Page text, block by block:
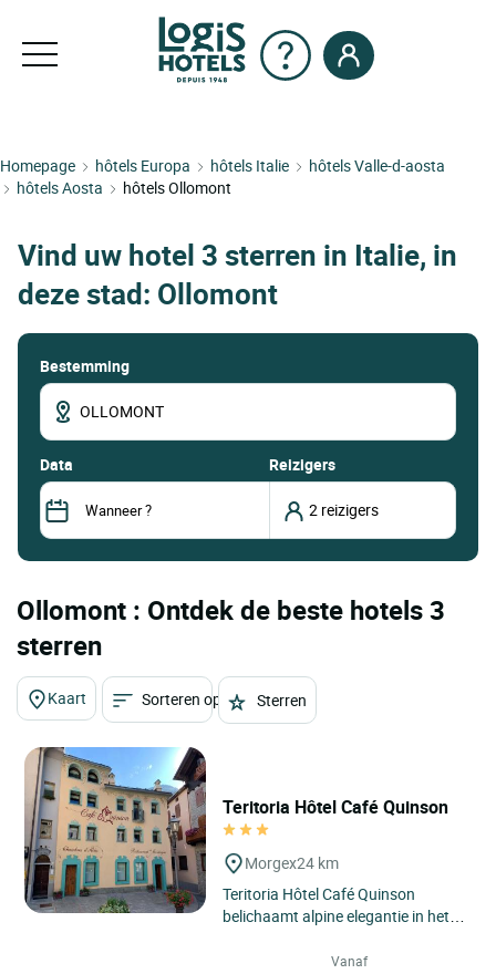
Homepage hôtels Europa hôtels Italie
hôtels Valle-d-aosta
hôtels Aosta
hôtels Ollomont
Vind uw hotel 3 sterren in Italie, in
deze stad: Ollomont
Bestemming
data Reizigers
Ollomont : Ontdek de beste hotels 3
sterren
Kaart Sorteren op Sterren
Teritoria Hôtel Café Quinson
Morgex24 km
Teritoria Hôtel Café Quinson
belichaamt alpine elegantie in het
Valle d’Aosta, een...
Vanaf